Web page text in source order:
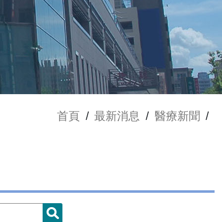
首頁 / 最新消息 / 醫療新聞 /